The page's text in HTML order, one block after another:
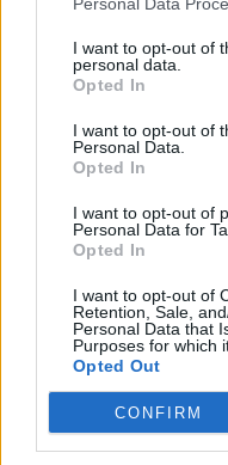
I want to opt-out of
personal data.
Opted In
I want to opt-out of
Personal Data.
Opted In
I want to opt-out of
Personal Data for
Opted In
I want to opt-out of
Retention, Sale,
Personal Data that
Purposes for which
Opted Out
CONFIRM
ταξιδιώτες!
Κάθε Σάββατο και
ΠΡΟΗΓΟΥΜΕΝΟ
ΤΕΛΕΥΤΑΙΑ ΝΕΑ